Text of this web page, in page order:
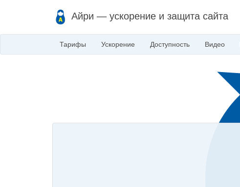
Айри — ускорение и защита сайта
Тарифы Ускорение Доступность Видео